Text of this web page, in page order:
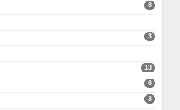
8
3
13
6
3